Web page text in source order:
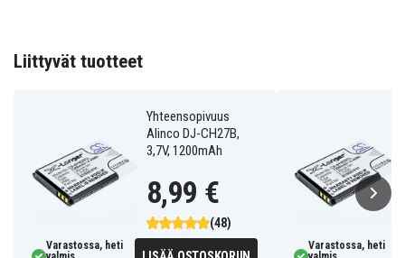
1000060
Liittyvät tuotteet
Yhteensopivuus
Alinco DJ-CH27B,
3,7V, 1200mAh
(48)
8,99 €
Varastossa, heti
Varastossa, heti